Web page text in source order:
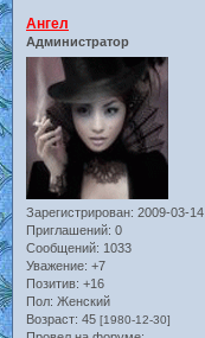
Ангел
Администратор
Зарегистрирован: 2009-03-14
Приглашений: 0
Сообщений: 1033
Уважение: +7
Позитив: +16
Пол: Женский
Возраст: 45 [1980-12-30]